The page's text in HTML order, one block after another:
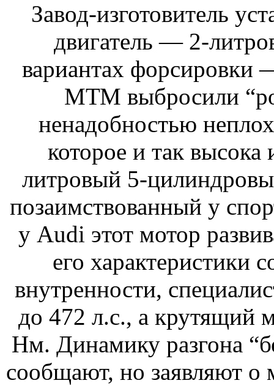
Завод-изготовитель
двигатель — 2-
вариантах форсировки
МТМ выбросили
ненадобностью
которое и так
литровый 5-
позаимствованный у
у Audi этот мотор
его характеристики
внутренности,
до 472 л.с., а крутящий
Нм. Динамику разгона
сообщают, но заявляют о